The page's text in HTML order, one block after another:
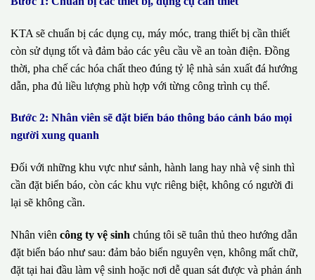
KTA sẽ chuẩn bị các dụng cụ, máy móc, trang thiết bị cần thiết
còn sử dụng tốt và đảm bảo các yêu cầu về an toàn điện. Đồng
thời, pha chế các hóa chất theo đúng tỷ lệ nhà sản xuất đá hướng
dẫn, pha đủ liều lượng phù hợp với từng công trình cụ thể.
Bước 2: Nhân viên sẽ đặt biển báo thông báo cảnh báo mọi
người xung quanh
Đối với những khu vực như sảnh, hành lang hay nhà vệ sinh thì
cần đặt biển báo, còn các khu vực riêng biệt, không có người đi
lại sẽ không cần.
Nhân viên công ty vệ sinh chúng tôi sẽ tuân thủ theo hướng dẫn
đặt biển báo như sau: đảm bảo biển nguyên vẹn, không mất chữ,
đặt tại hai đầu làm vệ sinh hoặc nơi dễ quan sát được và phản ánh